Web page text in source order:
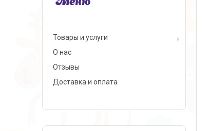
Товары и услуги
О нас
Отзывы
Доставка и оплата